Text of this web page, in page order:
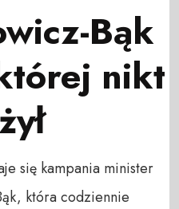
Bąk
nikt
się kampania minister
która codziennie